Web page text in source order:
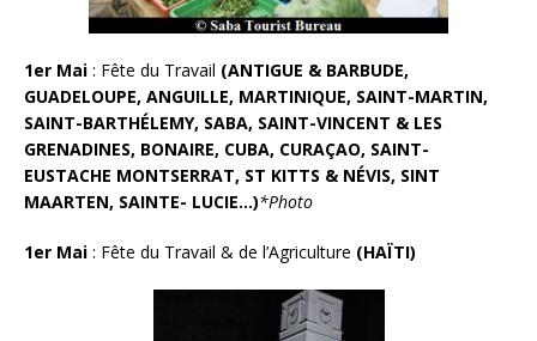
1er Mai : Fête du Travail (ANTIGUE & BARBUDE,
GUADELOUPE, ANGUILLE, MARTINIQUE, SAINT-MARTIN,
SAINT-BARTHÉLEMY, SABA, SAINT-VINCENT & LES
GRENADINES, BONAIRE, CUBA, CURAÇAO, SAINT-
EUSTACHE MONTSERRAT, ST KITTS & NÉVIS, SINT
MAARTEN, SAINTE- LUCIE…)*Photo
1er Mai : Fête du Travail & de l’Agriculture (HAÏTI)